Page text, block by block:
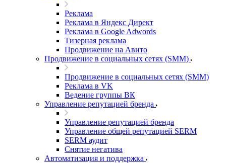
Реклама
Реклама в Яндекс Директ
Реклама в Google Adwords
Тизерная реклама
Продвижение на Авито
Продвижение в социальных сетях (SMM)
Продвижение в социальных сетях (SMM)
Реклама в VK
Ведение группы ВК
Управление репутацией бренда
Управление репутацией бренда
Управление общей репутацией SERM
SERM аудит
Снятие негатива
Автоматизация и поддержка